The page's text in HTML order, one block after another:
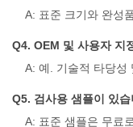
A: 표준 크기와 완성
Q4. OEM 및 사용자 지
A: 예. 기술적 타당성
Q5. 검사용 샘플이 있
A: 표준 샘플은 무료